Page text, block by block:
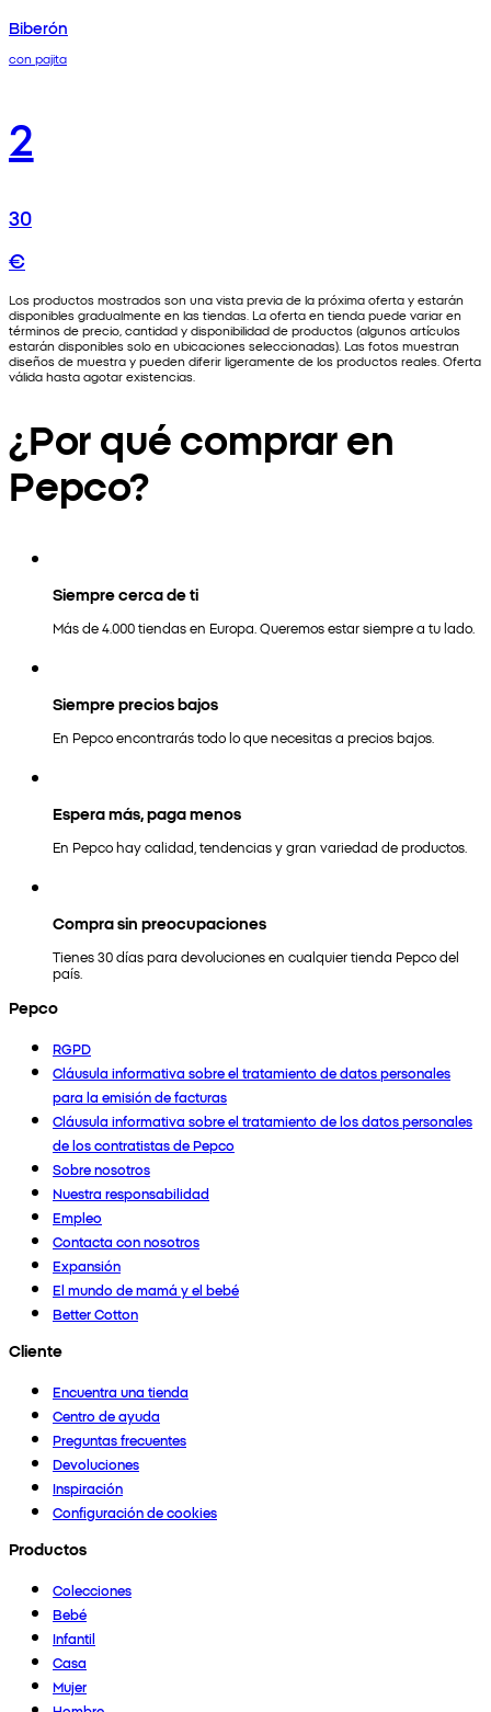
Biberón
con pajita
2
30
€
Los productos mostrados son una vista previa de la próxima oferta y estarán
disponibles gradualmente en las tiendas. La oferta en tienda puede variar en
términos de precio, cantidad y disponibilidad de productos (algunos artículos
estarán disponibles solo en ubicaciones seleccionadas). Las fotos muestran
diseños de muestra y pueden diferir ligeramente de los productos reales. Oferta
válida hasta agotar existencias.
¿Por qué comprar en
Pepco?
Siempre cerca de ti
Más de 4.000 tiendas en Europa. Queremos estar siempre a tu lado.
Siempre precios bajos
En Pepco encontrarás todo lo que necesitas a precios bajos.
Espera más, paga menos
En Pepco hay calidad, tendencias y gran variedad de productos.
Compra sin preocupaciones
Tienes 30 días para devoluciones en cualquier tienda Pepco del
país.
Pepco
RGPD
Cláusula informativa sobre el tratamiento de datos personales
para la emisión de facturas
Cláusula informativa sobre el tratamiento de los datos personales
de los contratistas de Pepco
Sobre nosotros
Nuestra responsabilidad
Empleo
Contacta con nosotros
Expansión
El mundo de mamá y el bebé
Better Cotton
Cliente
Encuentra una tienda
Centro de ayuda
Preguntas frecuentes
Devoluciones
Inspiración
Configuración de cookies
Productos
Colecciones
Bebé
Infantil
Casa
Mujer